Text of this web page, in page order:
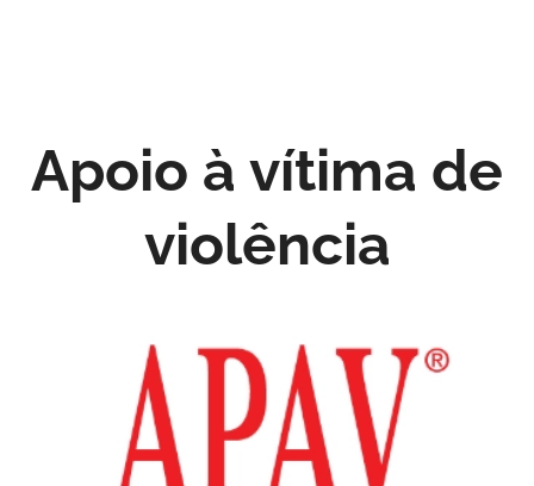
Apoio à vítima de
violência